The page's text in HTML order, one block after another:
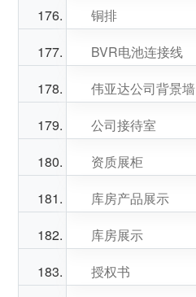
铜排
BVR电池连接线
伟亚达公司背景墙
公司接待室
资质展柜
库房产品展示
库房展示
授权书